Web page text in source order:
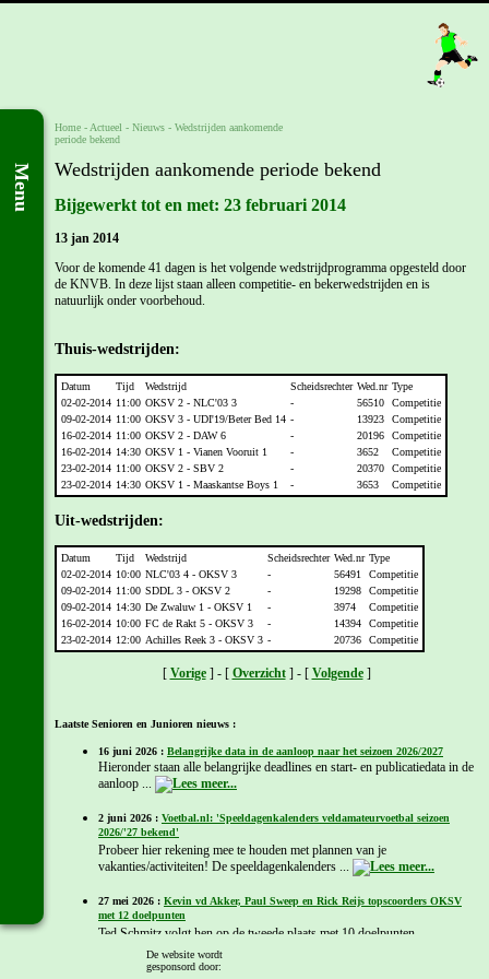
Menu
Home - Actueel - Nieuws - Wedstrijden aankomende
periode bekend
Wedstrijden aankomende periode bekend
Bijgewerkt tot en met: 23 februari 2014
13 jan 2014
Voor de komende 41 dagen is het volgende wedstrijdprogramma opgesteld door
de KNVB. In deze lijst staan alleen competitie- en bekerwedstrijden en is
natuurlijk onder voorbehoud.
Thuis-wedstrijden:
Datum Tijd Wedstrijd Scheidsrechter Wed.nr Type
02-02-2014 11:00 OKSV 2 - NLC'03 3 - 56510
Competitie
09-02-2014 11:00 OKSV 3 - UDI'19/Beter Bed 14 - 13923
Competitie
16-02-2014 11:00 OKSV 2 - DAW 6 - 20196
Competitie
16-02-2014 14:30 OKSV 1 - Vianen Vooruit 1 - 3652
Competitie
23-02-2014 11:00 OKSV 2 - SBV 2 - 20370
Competitie
23-02-2014 14:30 OKSV 1 - Maaskantse Boys 1 - 3653 Competitie
Uit-wedstrijden:
Datum Tijd Wedstrijd Scheidsrechter Wed.nr Type
02-02-2014 10:00 NLC'03 4 - OKSV 3 - 56491
Competitie
09-02-2014 11:00 SDDL 3 - OKSV 2 - 19298
Competitie
09-02-2014 14:30 De Zwaluw 1 - OKSV 1 - 3974
Competitie
16-02-2014 10:00 FC de Rakt 5 - OKSV 3 - 14394
Competitie
23-02-2014 12:00 Achilles Reek 3 - OKSV 3 - 20736 Competitie
[ Vorige] - [ Overzicht] - [ Volgende]
Laatste Senioren en Junioren nieuws :
16 juni 2026 : Belangrijke data in de aanloop naar het seizoen 2026/2027
Hieronder staan alle belangrijke deadlines en start- en publicatiedata in de
aanloop ...
2 juni 2026 : Voetbal.nl: 'Speeldagenkalenders veldamateurvoetbal seizoen
2026/'27 bekend'
Probeer hier rekening mee te houden met plannen van je
vakanties/activiteiten! De speeldagenkalenders ...
27 mei 2026 : Kevin vd Akker, Paul Sweep en Rick Reijs topscoorders OKSV
met 12 doelpunten
Ted Schmitz volgt hen op de tweede plaats met 10 doelpunten
De website wordt
gesponsord door: